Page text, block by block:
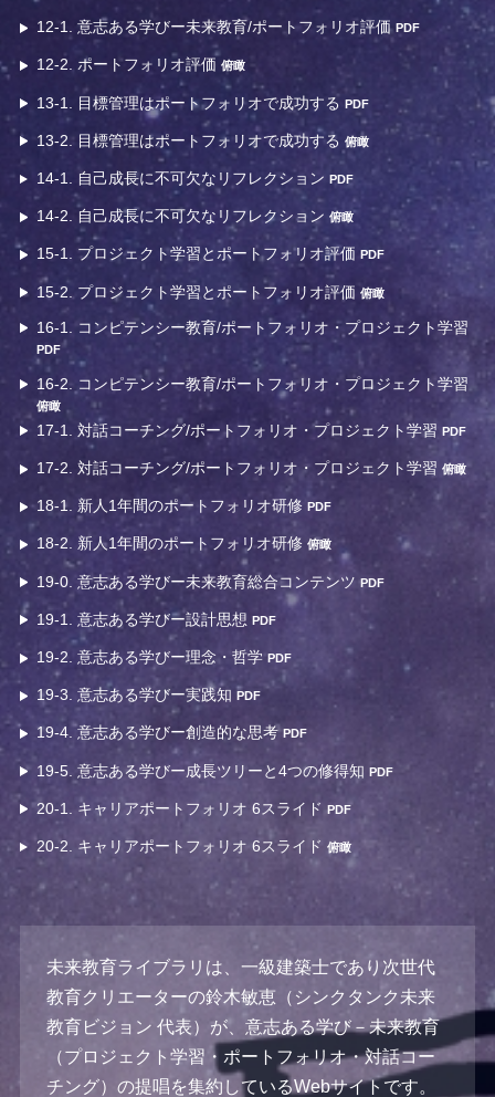
12-1. 意志ある学びー未来教育/ポートフォリオ評価PDF
12-2. ポートフォリオ評価俯瞰
13-1. 目標管理はポートフォリオで成功するPDF
13-2. 目標管理はポートフォリオで成功する俯瞰
14-1. 自己成長に不可欠なリフレクションPDF
14-2. 自己成長に不可欠なリフレクション俯瞰
15-1. プロジェクト学習とポートフォリオ評価PDF
15-2. プロジェクト学習とポートフォリオ評価俯瞰
16-1. コンピテンシー教育/ポートフォリオ・プロジェクト学習
PDF
16-2. コンピテンシー教育/ポートフォリオ・プロジェクト学習
俯瞰
17-1. 対話コーチング/ポートフォリオ・プロジェクト学習PDF
17-2. 対話コーチング/ポートフォリオ・プロジェクト学習俯瞰
18-1. 新人1年間のポートフォリオ研修PDF
18-2. 新人1年間のポートフォリオ研修俯瞰
19-0. 意志ある学びー未来教育総合コンテンツPDF
19-1. 意志ある学びー設計思想PDF
19-2. 意志ある学びー理念・哲学PDF
19-3. 意志ある学びー実践知PDF
19-4. 意志ある学びー創造的な思考PDF
19-5. 意志ある学びー成長ツリーと4つの修得知PDF
20-1. キャリアポートフォリオ 6スライドPDF
20-2. キャリアポートフォリオ 6スライド俯瞰
未来教育ライブラリは、一級建築士であり次世代
教育クリエーターの鈴木敏恵（シンクタンク未来
教育ビジョン 代表）が、意志ある学び－未来教育
（プロジェクト学習・ポートフォリオ・対話コー
チング）の提唱を集約しているWebサイトです。